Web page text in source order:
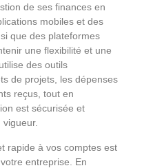
de ses finances en
mobiles et des
que des plateformes
une flexibilité et une
des outils
de projets, les dépenses
reçus, tout en
est sécurisée et
rapide à vos comptes est
entreprise. En